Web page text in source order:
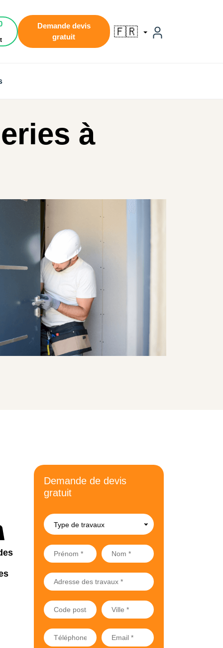
Demande devis
gratuit
🇫🇷
à
Demande de devis
gratuit
Type de travaux